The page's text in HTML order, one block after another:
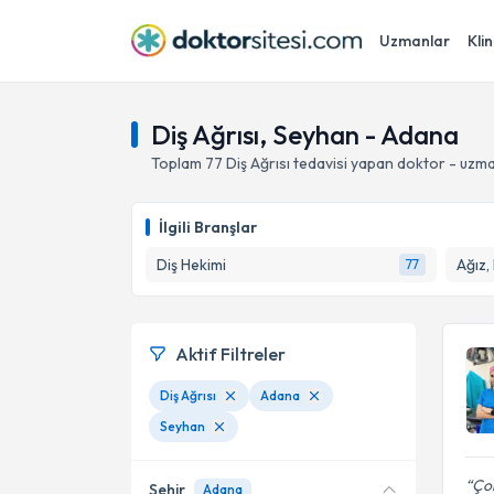
Uzmanlar
Diş Ağrısı, Seyhan - Adana
Toplam 77 Diş Ağrısı tedavisi yapan doktor -
İlgili Branşlar
Diş Hekimi
77
Aktif Filtreler
Diş Ağrısı
Adana
Seyhan
Şehir Adana